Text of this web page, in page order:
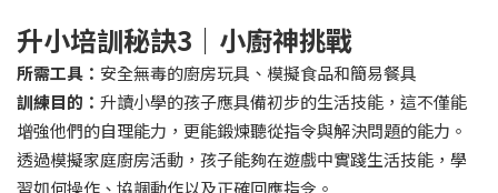
升小培訓秘訣3 ｜小廚神挑戰
所需工具： 安全無毒的廚房玩具、模擬食品和簡易餐具
訓練目的： 升讀小學的孩子應具備初步的生活技能，這不僅能
增強他們的自理能力，更能鍛煉聽從指令與解決問題的能力。
透過模擬家庭廚房活動，孩子能夠在遊戲中實踐生活技能，學
習如何操作、協調動作以及正確回應指令。